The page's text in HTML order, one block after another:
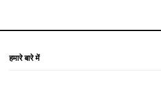
हमारे बारे में